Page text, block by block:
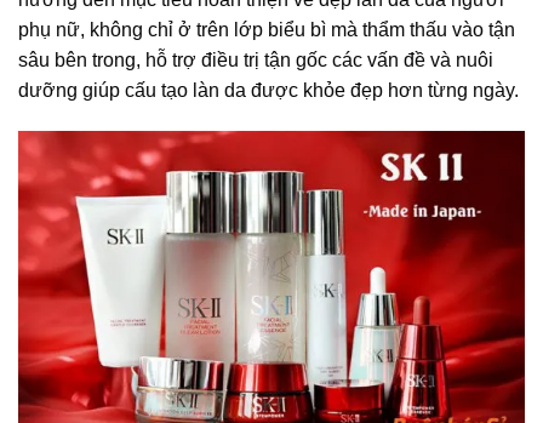
phụ nữ, không chỉ ở trên lớp biểu bì mà thẩm thấu vào tận
sâu bên trong, hỗ trợ điều trị tận gốc các vấn đề và nuôi
dưỡng giúp cấu tạo làn da được khỏe đẹp hơn từng ngày.